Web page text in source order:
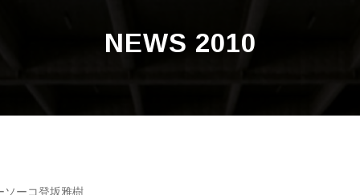
NEWS 2010
ーコ登坂雅樹